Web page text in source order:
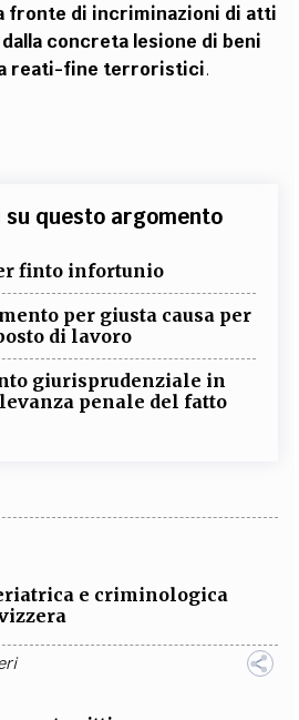
fronte di incriminazioni di atti
concreta lesione di beni
reati-fine terroristici.
questo argomento
finto infortunio
per giusta causa per
di lavoro
giurisprudenziale in
penale del fatto
e criminologica